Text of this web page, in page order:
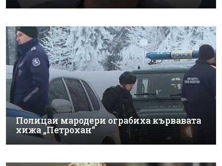
Полицаи мародери ограбиха кървавата
хижа „Петрохан“